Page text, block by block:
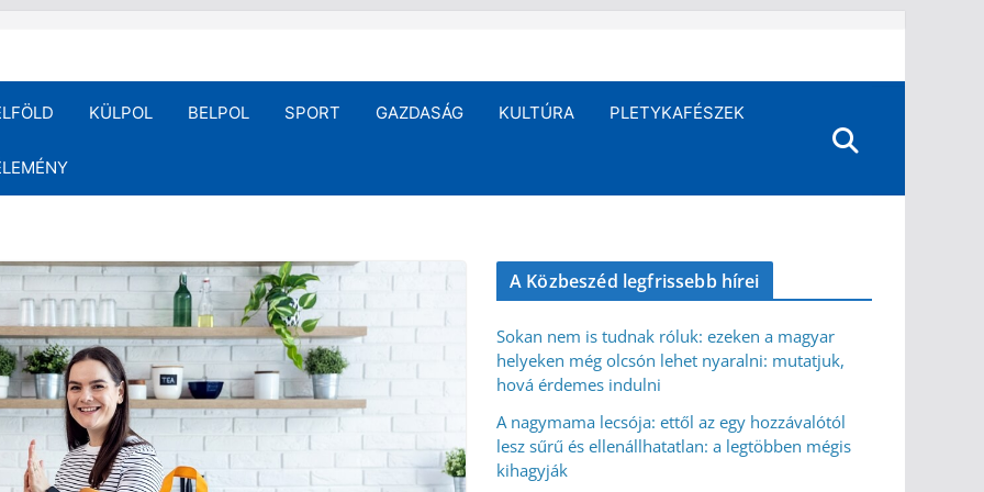
KÜLPOL BELPOL SPORT GAZDASÁG KULTÚRA PLETYKAFÉSZEK
A Közbeszéd legfrissebb hírei
Sokan nem is tudnak róluk: ezeken a magyar
helyeken még olcsón lehet nyaralni: mutatjuk,
hová érdemes indulni
A nagymama lecsója: ettől az egy hozzávalótól
lesz sűrű és ellenállhatatlan: a legtöbben mégis
kihagyják